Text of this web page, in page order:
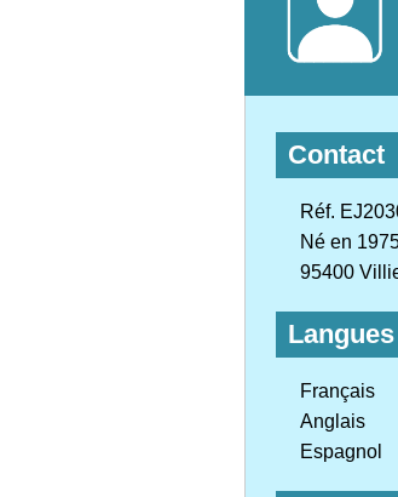
Contact
Réf.
Né en
95400
Langues
Français
Anglais
Espagnol